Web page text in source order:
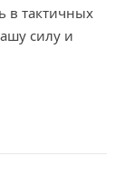
в тактичных
силу и